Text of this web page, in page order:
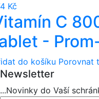
Kč
C
-
do košíku Porovnat
Newsletter
...Novinky do Vaší